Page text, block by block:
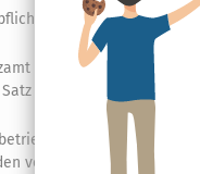
die Aufgabe im
Tatsachen bekannt
1 erfüllt sind.
oder Anteils im
vom Steuerpflichtigen